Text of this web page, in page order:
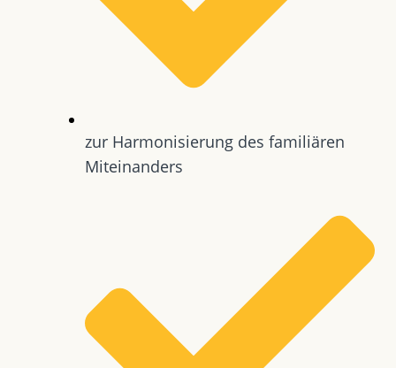
zur Harmonisierung des familiären
Miteinanders